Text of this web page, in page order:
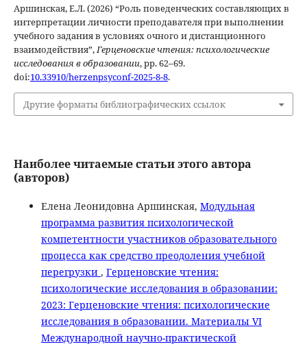
Аршинская, Е.Л. (2026) “Роль поведенческих составляющих в
интерпретации личности преподавателя при выполнении
учебного задания в условиях очного и дистанционного
взаимодействия”,Герценовские чтения: психологические
исследования в образовании, pp. 62–69.
doi:10.33910/herzenpsyconf-2025-8-8.
Другие форматы библиографических ссылок
Наиболее читаемые статьи этого автора
(авторов)
Елена Леонидовна Аршинская, Модульная
программа развития психологической
компетентности участников образовательного
процесса как средство преодоления учебной
перегрузки , Герценовские чтения:
психологические исследования в образовании:
2023: Герценовские чтения: психологические
исследования в образовании. Материалы VI
Международной научно-практической